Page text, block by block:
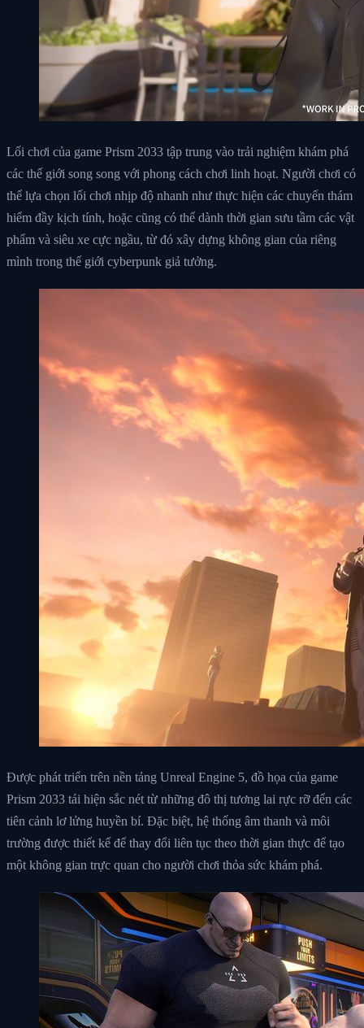
Lối chơi của game Prism 2033 tập trung vào trải nghiệm khám phá
các thế giới song song với phong cách chơi linh hoạt. Người chơi có
thể lựa chọn lối chơi nhịp độ nhanh như thực hiện các chuyến thám
hiểm đầy kịch tính, hoặc cũng có thể dành thời gian sưu tầm các vật
phẩm và siêu xe cực ngầu, từ đó xây dựng không gian của riêng
mình trong thế giới cyberpunk giả tưởng.
Được phát triển trên nền tảng Unreal Engine 5, đồ họa của game
Prism 2033 tái hiện sắc nét từ những đô thị tương lai rực rỡ đến các
tiên cảnh lơ lửng huyền bí. Đặc biệt, hệ thống âm thanh và môi
trường được thiết kế để thay đổi liên tục theo thời gian thực để tạo
một không gian trực quan cho người chơi thỏa sức khám phá.